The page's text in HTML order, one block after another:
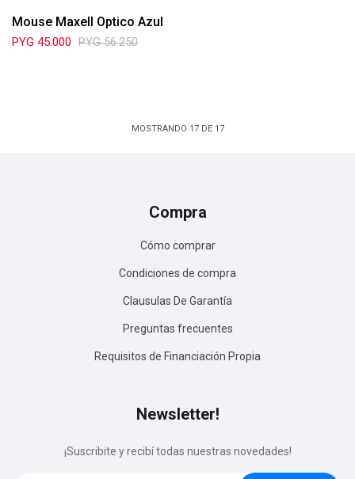
Mouse Maxell Optico Azul
PYG 45.000 PYG 56.250
MOSTRANDO 17DE 17
Compra
Cómo comprar
Condiciones de compra
Clausulas De Garantía
Preguntas frecuentes
Requisitos de Financiación Propia
Newsletter!
¡Suscribite y recibí todas nuestras novedades!